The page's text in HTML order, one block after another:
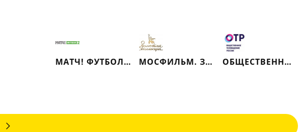
МАТЧ! ФУТБОЛ 2 МОСФИЛЬМ. ЗОЛОТАЯ КОЛЛЕКЦИЯ ОБЩЕСТВЕННОЕ ТЕЛЕВИДЕНИЕ РОССИИ